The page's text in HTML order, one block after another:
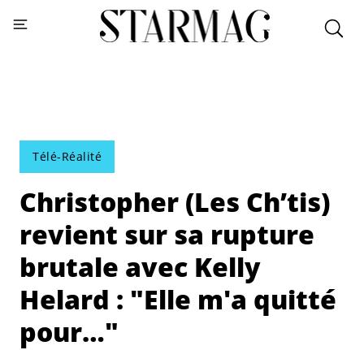
Télé-Réalité
Christopher (Les Ch’tis)
revient sur sa rupture
brutale avec Kelly
Helard : "Elle m'a quitté
pour…"